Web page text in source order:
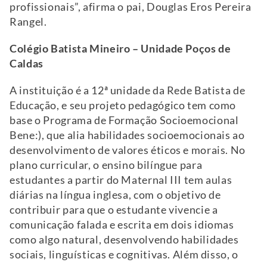
profissionais”, afirma o pai, Douglas Eros Pereira
Rangel.
Colégio Batista Mineiro – Unidade Poços de
Caldas
A instituição é a 12ª unidade da Rede Batista de
Educação, e seu projeto pedagógico tem como
base o Programa de Formação Socioemocional
Bene:), que alia habilidades socioemocionais ao
desenvolvimento de valores éticos e morais. No
plano curricular, o ensino bilíngue para
estudantes a partir do Maternal III tem aulas
diárias na língua inglesa, com o objetivo de
contribuir para que o estudante vivencie a
comunicação falada e escrita em dois idiomas
como algo natural, desenvolvendo habilidades
sociais, linguísticas e cognitivas. Além disso, o